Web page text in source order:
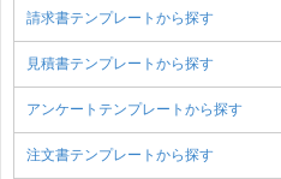
請求書テンプレートから探す
見積書テンプレートから探す
アンケートテンプレートから探す
注文書テンプレートから探す